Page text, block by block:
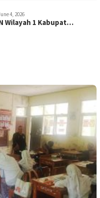
4, 2026
Wilayah 1 Kabupat…